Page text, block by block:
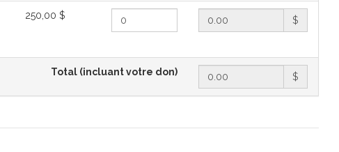
250,00 $ $
Total (incluant votre don) $